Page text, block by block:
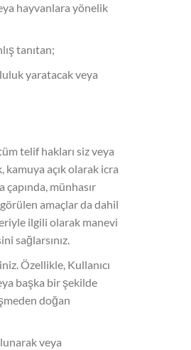
hayvanlara yönelik
tanıtan;
yaratacak veya
telif hakları siz veya
açık olarak icra
münhasır
amaçlar da dahil
ilgili olarak manevi
sağlarsınız.
Özellikle, Kullanıcı
başka bir şekilde
doğan
veya